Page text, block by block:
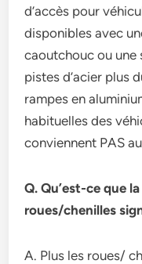
d’accès pour
disponibles avec
caoutchouc ou une
pistes d’acier plus
rampes en
habituelles des
conviennent PAS
Q. Qu’est-ce que
roues/chenilles
A. Plus les roues/